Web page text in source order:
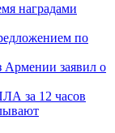
наградами
по
заявил о
за 12 часов